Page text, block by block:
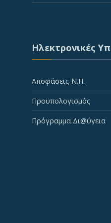
Ηλεκτρονικές
Αποφάσεις Ν.Π.
Προϋπολογισμός
Πρόγραμμα Δι@ύγεια